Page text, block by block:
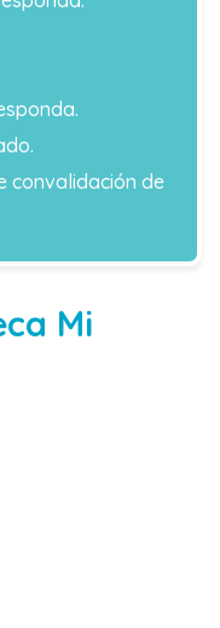
convalidación de
Mi